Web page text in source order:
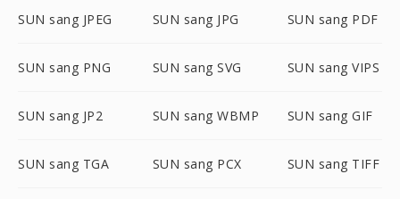
SUN sang JPEG SUN sang JPG SUN sang PDF
SUN sang PNG SUN sang SVG SUN sang VIPS
SUN sang JP2 SUN sang WBMP SUN sang GIF
SUN sang TGA SUN sang PCX SUN sang TIFF